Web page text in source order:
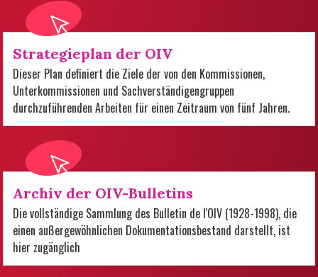
Strategieplan der OIV
Dieser Plan definiert die Ziele der von den Kommissionen,
Unterkommissionen und Sachverständigengruppen
durchzuführenden Arbeiten für einen Zeitraum von fünf Jahren.
Archiv der OIV-Bulletins
Die vollständige Sammlung des Bulletin de l'OIV (1928-1998), die
einen außergewöhnlichen Dokumentationsbestand darstellt, ist
hier zugänglich